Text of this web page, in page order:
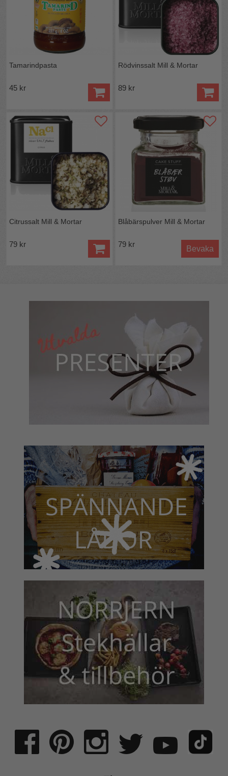
Tamarindpasta
45 kr
Rödvinssalt Mill & Mortar
89 kr
Citrussalt Mill & Mortar
79 kr
Blåbärspulver Mill & Mortar
79 kr
Bevaka